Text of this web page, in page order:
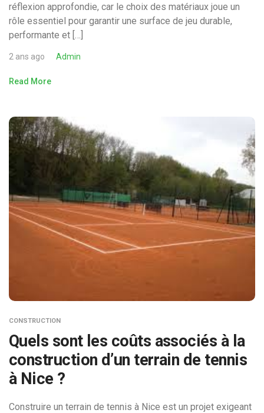
réflexion approfondie, car le choix des matériaux joue un
rôle essentiel pour garantir une surface de jeu durable,
performante et […]
2 ans ago Admin
Read More
CONSTRUCTION
Quels sont les coûts associés à la
construction d’un terrain de tennis
à Nice ?
Construire un terrain de tennis à Nice est un projet exigeant